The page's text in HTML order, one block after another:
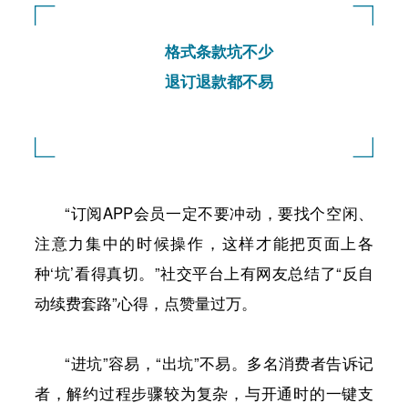
格式条款坑不少
退订退款都不易
“订阅APP会员一定不要冲动，要找个空闲、
注意力集中的时候操作，这样才能把页面上各
种‘坑’看得真切。”社交平台上有网友总结了“反自
动续费套路”心得，点赞量过万。
“进坑”容易，“出坑”不易。多名消费者告诉记
者，解约过程步骤较为复杂，与开通时的一键支